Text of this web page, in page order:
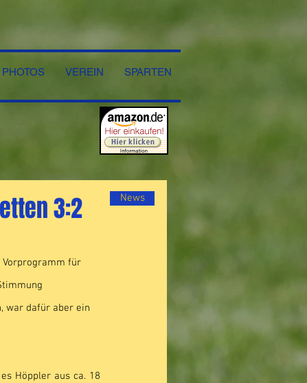
PHOTOS VEREIN SPARTEN
3:2
Vorprogramm für
war dafür aber ein
Höppler aus ca. 18
News